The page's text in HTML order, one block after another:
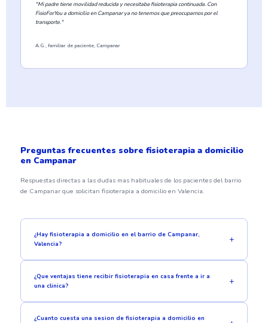
"Mi padre tiene movilidad reducida y necesitaba fisioterapia continuada. Con
FisioForYou a domicilio en Campanar ya no tenemos que preocuparnos por el
transporte."
A.G., familiar de paciente, Campanar
Preguntas frecuentes sobre fisioterapia a domicilio
en Campanar
Respuestas directas a las dudas mas habituales de los pacientes del barrio
de Campanar que solicitan fisioterapia a domicilio en Valencia.
¿Hay fisioterapia a domicilio en el barrio de Campanar,
Valencia?
¿Que ventajas tiene recibir fisioterapia en casa frente a ir a
una clinica?
¿Cuanto cuesta una sesion de fisioterapia a domicilio en